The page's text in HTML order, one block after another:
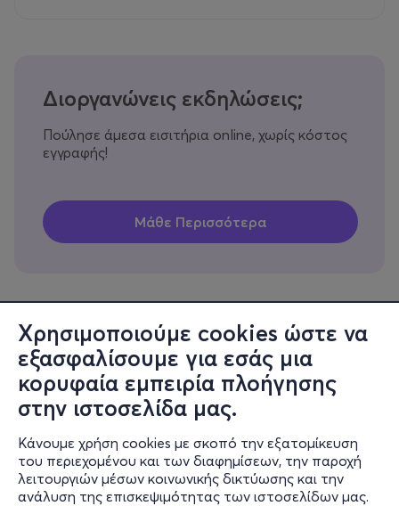
Χρησιμοποιούμε cookies ώστε να
εξασφαλίσουμε για εσάς μια
κορυφαία εμπειρία πλοήγησης
στην ιστοσελίδα μας.
Κάνουμε χρήση cookies με σκοπό την εξατομίκευση
του περιεχομένου και των διαφημίσεων, την παροχή
λειτουργιών μέσων κοινωνικής δικτύωσης και την
ανάλυση της επισκεψιμότητας των ιστοσελίδων μας.
Διοργανώνεις εκδηλώσεις;
Πούλησε άμεσα εισιτήρια online, χωρίς κόστος
εγγραφής!
Πληροφορίες
Υποστήριξη
Stay Connected